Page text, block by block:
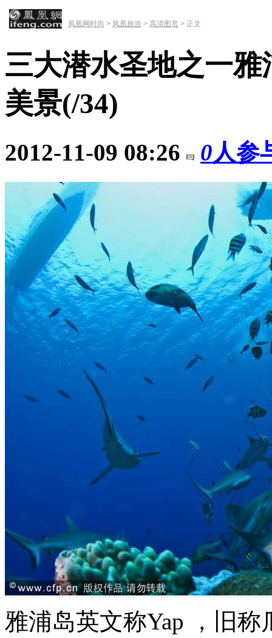
凤凰网时尚 > 凤凰旅游 > 高清图赏 > 正文
三大潜水圣地之一
美景(/34)
2012-11-09 08:26 0人参
雅浦岛英文称Yap ，旧